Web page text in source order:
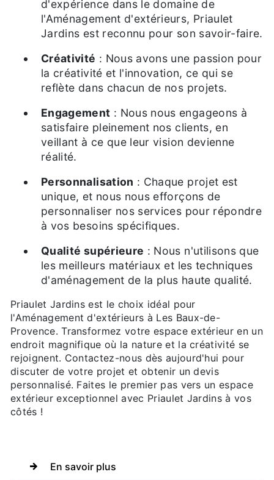
d'expérience dans le domaine de
l'Aménagement d'extérieurs, Priaulet
Jardins est reconnu pour son savoir-faire.
Créativité : Nous avons une passion pour
la créativité et l'innovation, ce qui se
reflète dans chacun de nos projets.
Engagement : Nous nous engageons à
satisfaire pleinement nos clients, en
veillant à ce que leur vision devienne
réalité.
Personnalisation : Chaque projet est
unique, et nous nous efforçons de
personnaliser nos services pour répondre
à vos besoins spécifiques.
Qualité supérieure : Nous n'utilisons que
les meilleurs matériaux et les techniques
d'aménagement de la plus haute qualité.
Priaulet Jardins est le choix idéal pour
l'Aménagement d'extérieurs à Les Baux-de-
Provence. Transformez votre espace extérieur en un
endroit magnifique où la nature et la créativité se
rejoignent. Contactez-nous dès aujourd'hui pour
discuter de votre projet et obtenir un devis
personnalisé. Faites le premier pas vers un espace
extérieur exceptionnel avec Priaulet Jardins à vos
côtés !
En savoir plus